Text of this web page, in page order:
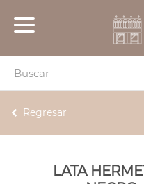
Regresar
LATA